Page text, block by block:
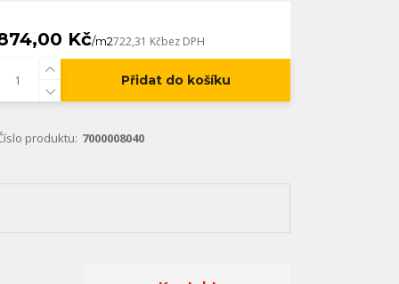
Kč/m2722,31 Kčbez DPH
Přidat do košíku
produktu: 7000008040